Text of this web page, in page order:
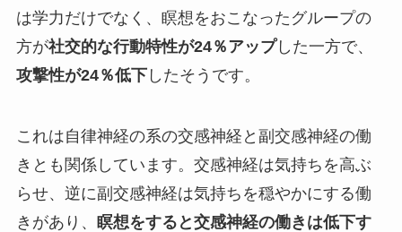
は学力だけでなく、瞑想をおこなったグループの
方が社交的な行動特性が24％アップした一方で、
攻撃性が24％低下したそうです。
これは自律神経の系の交感神経と副交感神経の働
きとも関係しています。交感神経は気持ちを高ぶ
らせ、逆に副交感神経は気持ちを穏やかにする働
きがあり、 瞑想をすると交感神経の働きは低下す